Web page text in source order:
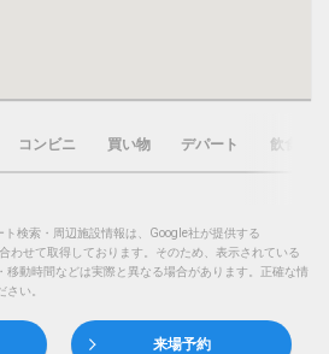
コンビニ 買い物 デパート 飲食店
ト検索・周辺施設情報は、Google社が提供する
わせて取得しております。そのため、表示されている
移動時間などは実際と異なる場合があります。正確な情
い。
来場予約